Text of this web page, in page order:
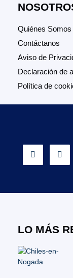
Quiénes Somos
Contáctanos
Aviso de
Declaración de
Política de
LO MÁS